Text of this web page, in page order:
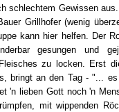
schlechtem Gewissen
Grillhofer (wenig
kann hier helfen. Der
gesungen und
zu locken. Erst
bringt an den Tag - "...
'n lieben Gott noch 'n
mit wippenden